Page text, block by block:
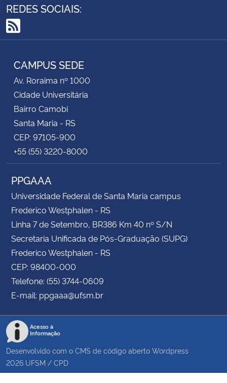
REDES SOCIAIS:
RSS
CAMPUS SEDE
Av. Roraima nº 1000
Cidade Universitária
Bairro Camobi
Santa Maria - RS
CEP: 97105-900
+55 (55) 3220-8000
PPGAAA
Universidade Federal de Santa Maria campus
Frederico Westphalen - RS
Linha 7 de Setembro, BR386 Km 40 nº S/N
Secretaria Unificada de Pós-Graduação (SUPG)
Frederico Westphalen - RS
CEP: 98400-000
Telefone: (55) 3744-0609
E-mail: ppgaaa@ufsm.br
Acesso à
Informação
Desenvolvido com o CMS de código aberto Wordpress
2026 UFSM / CPD